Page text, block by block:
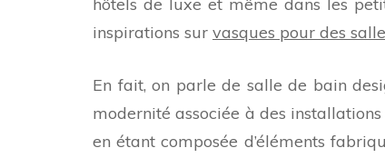
hôtels de luxe et même dans les
inspirations sur vasques pour des
En fait, on parle de salle de bain
modernité associée à des
en étant composée d’éléments